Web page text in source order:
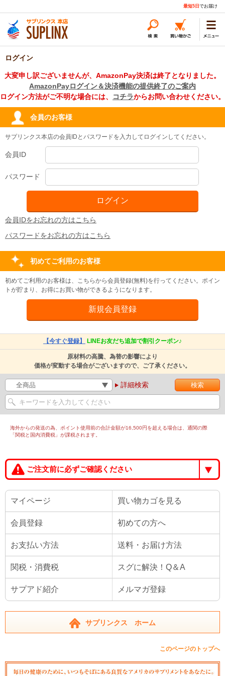
最短5日 でお届け
ログイン
大変申し訳ございませんが、AmazonPay決済は終了となりました。
AmazonPayログイン＆決済機能の提供終了のご案内
ログイン方法がご不明な場合には、
コチラからお問い合わせください。
会員のお客様
サプリンクス本店の会員IDとパスワードを入力してログインしてください。
会員ID
パスワード
会員IDをお忘れの方はこちら
パスワードをお忘れの方はこちら
初めてご利用のお客様
初めてご利用のお客様は、こちらから会員登録(無料)を行ってください。ポイン
トが貯まり、お得にお買い物ができるようになります。
【今すぐ登録】 LINEお友だち追加で割引クーポン♪
原材料の高騰、為替の影響により
価格が変動する場合がございますので、ご了承ください。
詳細検索
海外からの発送の為、ポイント使用前の合計金額が16,500円を超える場合は、通関の際
「関税と国内消費税」が課税されます。
ご注文前に必ずご確認ください
マイページ 買い物カゴを見る
会員登録 初めての方へ
お支払い方法 送料・お届け方法
関税・消費税 スグに解決！Q＆A
サプアド紹介 メルマガ登録
サプリンクス ホーム
このページのトップへ